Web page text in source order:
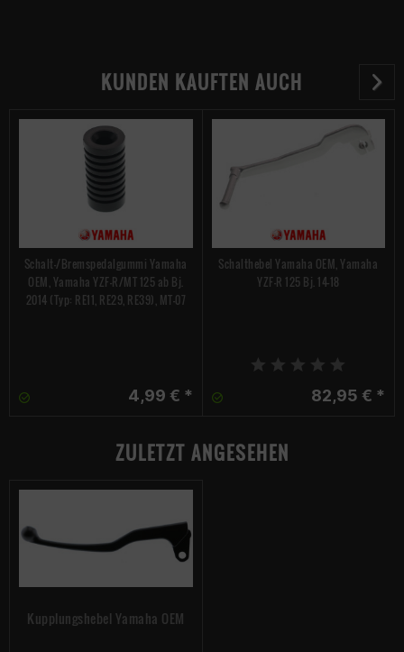
KUNDEN KAUFTEN AUCH
Schalt-/Bremspedalgummi Yamaha
OEM, Yamaha YZF-R/MT 125 ab Bj.
2014 (Typ: RE11, RE29, RE39), MT-07
4,99 € *
Schalthebel Yamaha OEM, Yamaha
YZF-R 125 Bj. 14-18
82,95 € *
ZULETZT ANGESEHEN
Kupplungshebel Yamaha OEM